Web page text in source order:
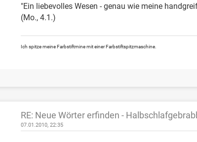
"Ein liebevolles Wesen - genau wie meine
(Mo., 4.1.)
Ich spitze meine Farbstiftmine mit einer Farbstiftspitzmaschine.
RE: Neue Wörter erfinden -
07.01.2010, 22:35